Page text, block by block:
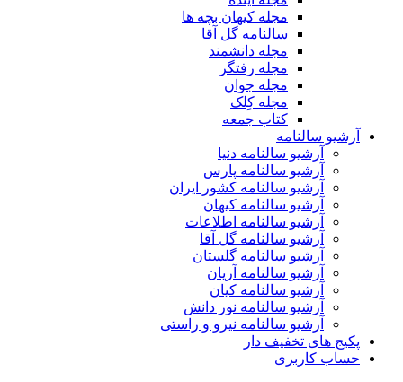
مجله کیهان بچه ها
سالنامه گل آقا
مجله دانشمند
مجله رفتگر
مجله جوان
مجله کِلک
کتاب جمعه
آرشیو سالنامه
آرشیو سالنامه دنیا
آرشیو سالنامه پارس
آرشیو سالنامه کشور ایران
آرشیو سالنامه کیهان
آرشیو سالنامه اطلاعات
آرشیو سالنامه گل آقا
آرشیو سالنامه گلستان
آرشیو سالنامه آریان
آرشیو سالنامه کیان
آرشیو سالنامه نور دانش
آرشیو سالنامه نیرو و راستی
پکیج های تخفیف دار
حساب کاربری